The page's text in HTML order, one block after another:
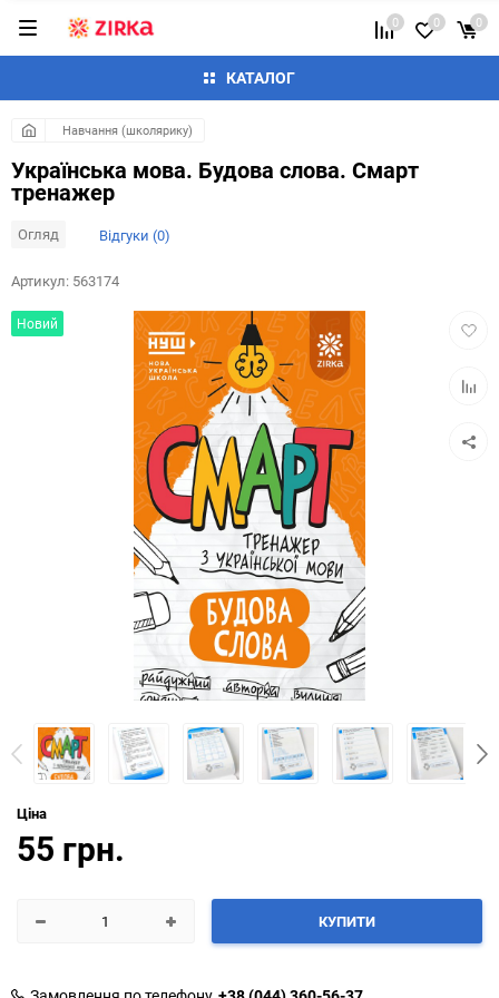
КАТАЛОГ
0 0 0
Навчання (школярику)
Українська мова. Будова слова. Смарт
тренажер
Огляд Відгуки (0)
Новий
до
Артикул: 563174
Ціна
55 грн.
КУПИТИ